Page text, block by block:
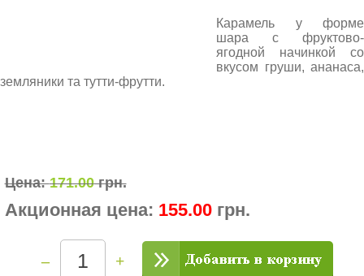
Карамель у форме
шара с фруктово-
ягодной начинкой со
вкусом груши, ананаса,
земляники та тутти-фрутти.
Цена:171.00грн.
Акционная цена: 155.00 грн.
– +